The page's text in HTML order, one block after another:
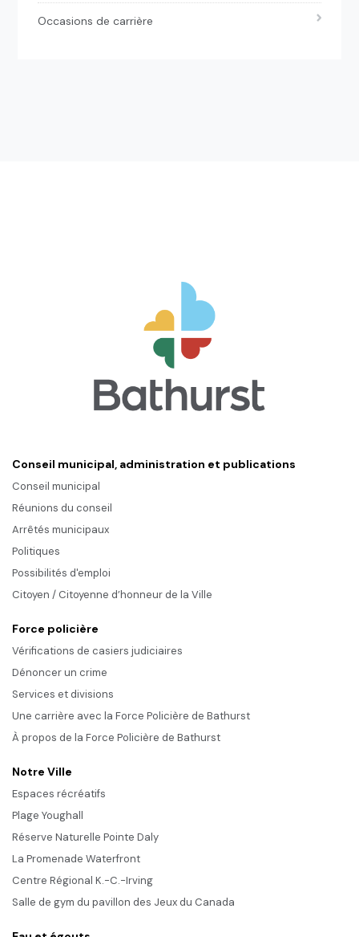
Occasions de carrière
Conseil municipal, administration et publications
Conseil municipal
Réunions du conseil
Arrêtés municipaux
Politiques
Possibilités d'emploi
Citoyen / Citoyenne d’honneur de la Ville
Force policière
Vérifications de casiers judiciaires
Dénoncer un crime
Services et divisions
Une carrière avec la Force Policière de Bathurst
À propos de la Force Policière de Bathurst
Notre Ville
Espaces récréatifs
Plage Youghall
Réserve Naturelle Pointe Daly
La Promenade Waterfront
Centre Régional K.-C.-Irving
Salle de gym du pavillon des Jeux du Canada